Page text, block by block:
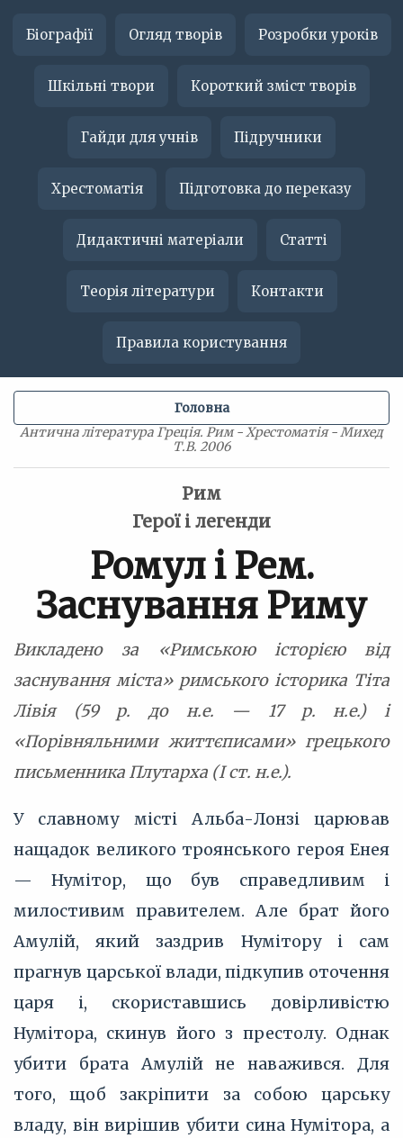
Біографії Огляд творів Розробки уроків
Шкільні твори Короткий зміст творів
Гайди для учнів Підручники
Хрестоматія Підготовка до переказу
Дидактичні матеріали Статті
Теорія літератури Контакти
Правила користування
Антична література Греція. Рим - Хрестоматія - Михед
Т.В. 2006
Головна
Рим
Герої і легенди
Ромул і Рем.
Заснування Риму
Викладено за «Римською історією від
заснування міста» римського історика Тіта
Лівія (59 р. до н.е. — 17 р. н.е.) і
«Порівняльними життєписами» грецького
письменника Плутарха (І ст. н.е.).
У славному місті Альба-Лонзі царював
нащадок великого троянського героя Енея
— Нумітор, що був справедливим і
милостивим правителем. Але брат його
Амулій, який заздрив Нумітору і сам
прагнув царської влади, підкупив оточення
царя і, скориставшись довірливістю
Нумітора, скинув його з престолу. Однак
убити брата Амулій не наважився. Для
того, щоб закріпити за собою царську
владу, він вирішив убити сина Нумітора, а